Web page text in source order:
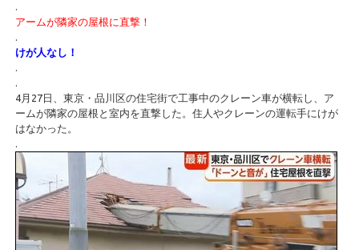
.
アームが隣家の屋根に直撃！
.
けが人なし！
.
.
4月27日、東京・品川区の住宅街で工事中のクレーン車が横転し、ア
ームが隣家の屋根と室内を直撃した。住人やクレーンの運転手にけが
はなかった。
.